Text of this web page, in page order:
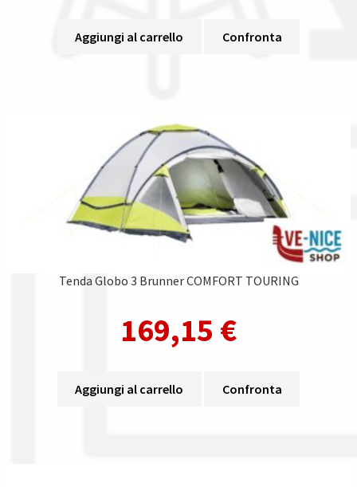
Aggiungi al carrello Confronta
Tenda Globo 3 Brunner COMFORT TOURING
169,15 €
Aggiungi al carrello Confronta